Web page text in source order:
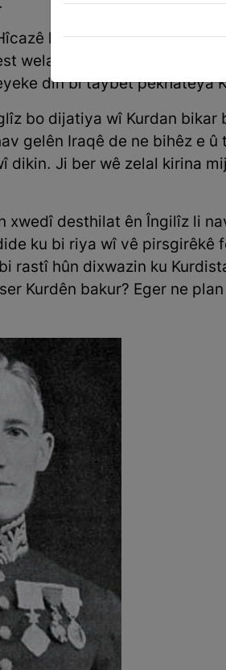
hatibû û dixwest hikmê
welateke serbixwe yên Ereb
din bi taybet pêkhateya
bo dijatiya wî Kurdan bikar
gelên Iraqê de ne bihêz e û
dikin. Ji ber wê zelal kirina
xwedî desthilat ên Îngilîz li
ku bi riya wî vê pirsgirêkê
rastî hûn dixwazin ku
Kurdên bakur? Eger ne